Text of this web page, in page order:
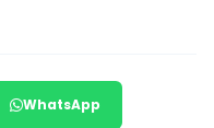
WhatsApp